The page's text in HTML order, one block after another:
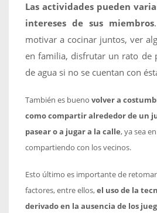
Las actividades pueden
intereses de sus miembros
motivar a cocinar juntos, ver
en familia, disfrutar un rato de
de agua si no se cuentan con
También es bueno volver a
como compartir alrededor de un
pasear o a jugar a la calle, ya sea
compartiendo con los vecinos.
Esto último es importante de
factores, entre ellos,el uso de la
derivado en la ausencia de los